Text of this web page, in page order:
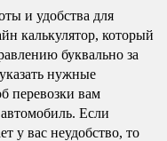
и удобства для
калькулятор, который
буквально за
нужные
перевозки вам
Если
у вас неудобство, то